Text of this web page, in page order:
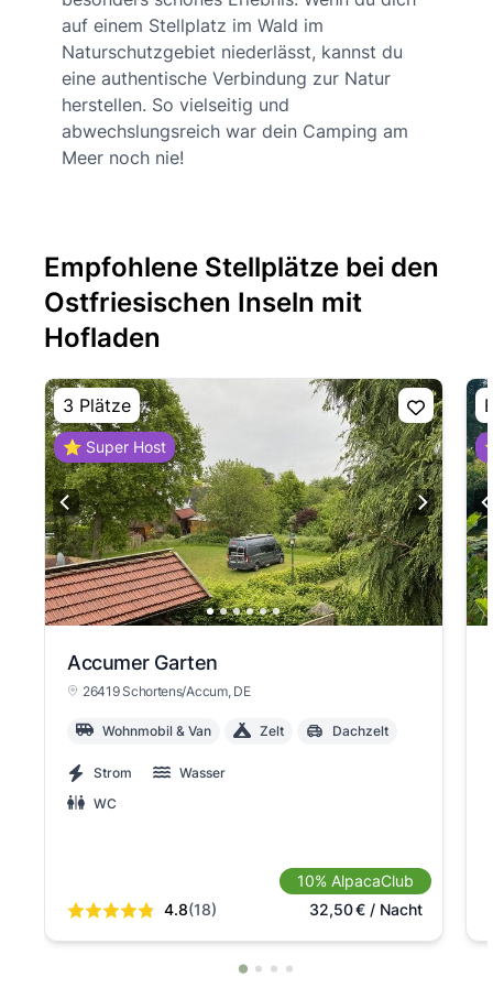
auf einem Stellplatz im Wald im
Naturschutzgebiet niederlässt, kannst du
eine authentische Verbindung zur Natur
herstellen. So vielseitig und
abwechslungsreich war dein Camping am
Meer noch nie!
Empfohlene Stellplätze bei den
Ostfriesischen Inseln mit
Hofladen
3 Plätze
⭐ Super Host
Accumer Garten
26419 Schortens/Accum, DE
Wohnmobil & Van Zelt Dachzelt
Strom
Wasser
WC
4.8(18)
10% AlpacaClub
32,50€/ Nacht